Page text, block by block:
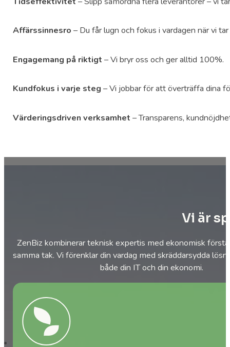
Affärssinnesro – Du får lugn och fokus i vardagen när vi
Engagemang på riktigt – Vi bryr oss och ger alltid 100%.
Kundfokus i varje steg – Vi jobbar för att överträffa dina
Värderingsdriven verksamhet – Transparens,
Vi är
ZenBiz kombinerar teknisk expertis med ekonomisk
samma tak. Vi förenklar din vardag med skräddarsydda
både din IT och din ekonomi.